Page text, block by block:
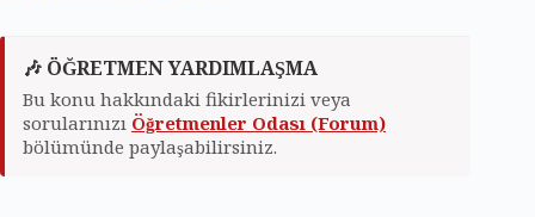
🎶 ÖĞRETMEN YARDIMLAŞMA
Bu konu hakkındaki fikirlerinizi veya
sorularınızı Öğretmenler Odası (Forum)
bölümünde paylaşabilirsiniz.